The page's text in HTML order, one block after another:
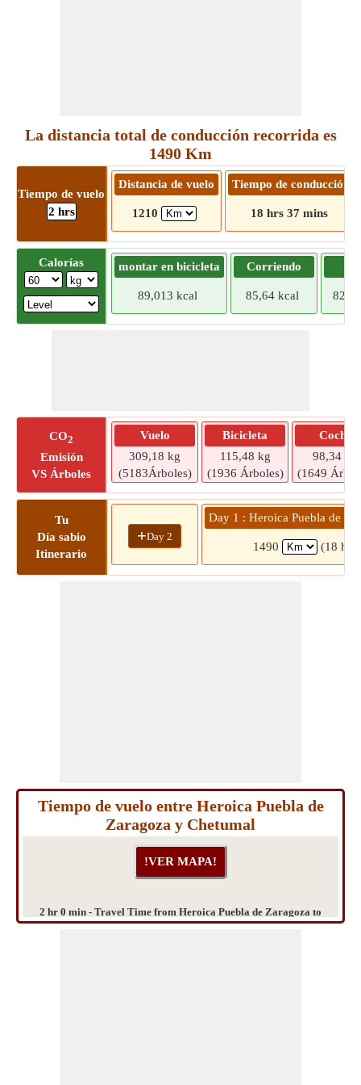
La distancia total de conducción recorrida es
1490 Km
Tiempo de vuelo
2 hrs
Distancia de vuelo
1210
Tiempo de conducción
18 hrs 37 mins
Calorías montar en bicicleta
89,013 kcal
Corriendo
85,64 kcal
CO2
Emisión
VS Árboles
Vuelo
309,18 kg
(5183Árboles)
Bicicleta
115,48 kg
(1936 Árboles)
Coche
98,34 kg
(1649
Tu
Día sabio
Itinerario
+Day 2
Day 1 : Heroica Puebla de
1490 (18 hrs
Tiempo de vuelo entre Heroica Puebla de
Zaragoza y Chetumal
2 hr 0 min - Travel Time from Heroica Puebla de Zaragoza to